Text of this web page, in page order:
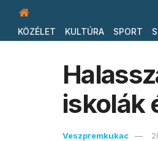
KÖZÉLET KULTÚRA SPORT
iskolák
Veszpremkukac